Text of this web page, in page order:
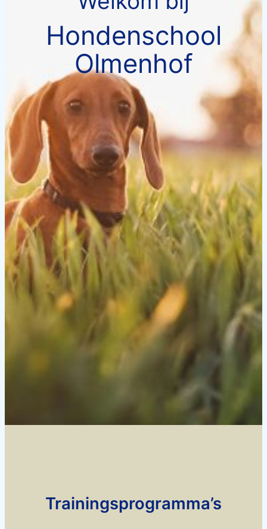
Hondenschool
Olmenhof
Trainingsprogramma’s